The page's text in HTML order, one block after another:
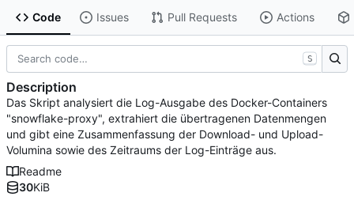
Code Issues Pull Requests Actions
S
Description
Das Skript analysiert die Log-Ausgabe des Docker-Containers
"snowflake-proxy", extrahiert die übertragenen Datenmengen
und gibt eine Zusammenfassung der Download- und Upload-
Volumina sowie des Zeitraums der Log-Einträge aus.
Readme
30KiB